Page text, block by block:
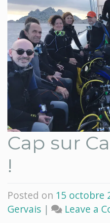
Cap sur
!
Posted on 15 octobre
Gervais | Leave a